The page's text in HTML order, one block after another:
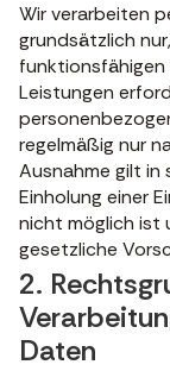
Wir verarbeiten
grundsätzlich
funktionsfähigen
Leistungen
regelmäßig nur
Ausnahme gilt in
Einholung einer
nicht möglich ist
gesetzliche
2.
Daten